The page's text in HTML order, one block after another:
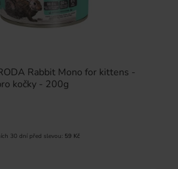
Rabbit Mono for kittens -
kočky - 200g
30 dní před slevou: 59 Kč